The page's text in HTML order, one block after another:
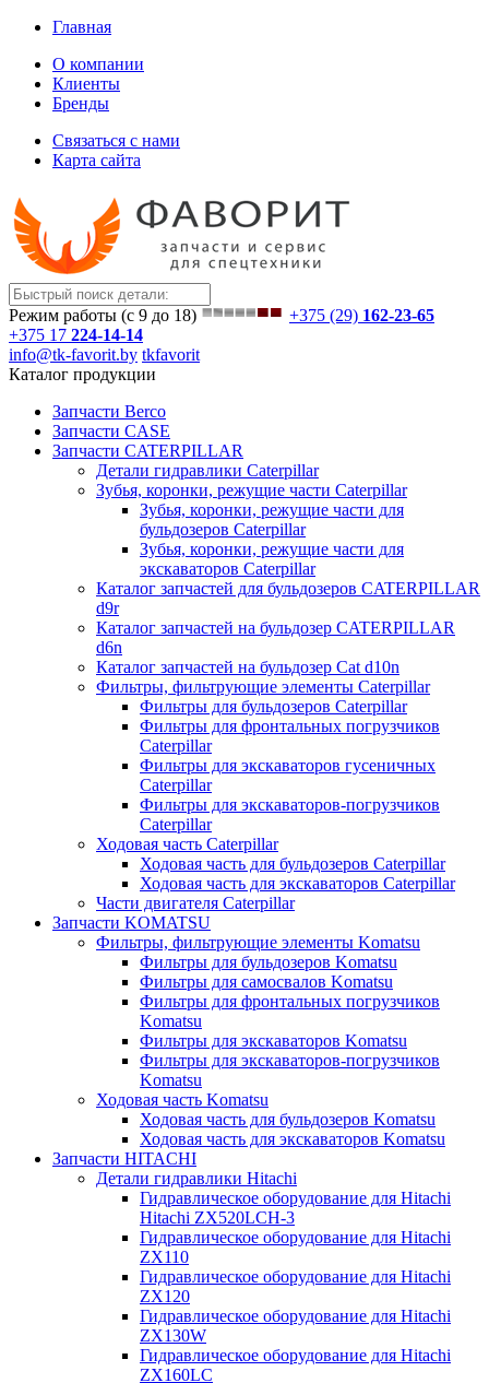
Главная
О компании
Клиенты
Бренды
Связаться с нами
Карта сайта
Режим работы (с 9 до 18) +375 (29) 162-23-65
+375 17 224-14-14
info@tk-favorit.by tkfavorit
Каталог продукции
Запчасти Berco
Запчасти CASE
Запчасти CATERPILLAR
Детали гидравлики Caterpillar
Зубья, коронки, режущие части Caterpillar
Зубья, коронки, режущие части для
бульдозеров Caterpillar
Зубья, коронки, режущие части для
экскаваторов Caterpillar
Каталог запчастей для бульдозеров CATERPILLAR
d9r
Каталог запчастей на бульдозер CATERPILLAR
d6n
Каталог запчастей на бульдозер Сat d10n
Фильтры, фильтрующие элементы Caterpillar
Фильтры для бульдозеров Caterpillar
Фильтры для фронтальных погрузчиков
Caterpillar
Фильтры для экскаваторов гусеничных
Caterpillar
Фильтры для экскаваторов-погрузчиков
Caterpillar
Ходовая часть Caterpillar
Ходовая часть для бульдозеров Caterpillar
Ходовая часть для экскаваторов Caterpillar
Части двигателя Caterpillar
Запчасти KOMATSU
Фильтры, фильтрующие элементы Komatsu
Фильтры для бульдозеров Komatsu
Фильтры для самосвалов Komatsu
Фильтры для фронтальных погрузчиков
Komatsu
Фильтры для экскаваторов Komatsu
Фильтры для экскаваторов-погрузчиков
Komatsu
Ходовая часть Komatsu
Ходовая часть для бульдозеров Komatsu
Ходовая часть для экскаваторов Komatsu
Запчасти HITACHI
Детали гидравлики Hitachi
Гидравлическое оборудование для Hitachi
Hitachi ZX520LCH-3
Гидравлическое оборудование для Hitachi
ZX110
Гидравлическое оборудование для Hitachi
ZX120
Гидравлическое оборудование для Hitachi
ZX130W
Гидравлическое оборудование для Hitachi
ZX160LC